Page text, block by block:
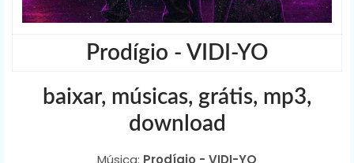
Prodígio - VIDI-YO
baixar, músicas, grátis, mp3,
download
Música: Prodígio - VIDI-YO